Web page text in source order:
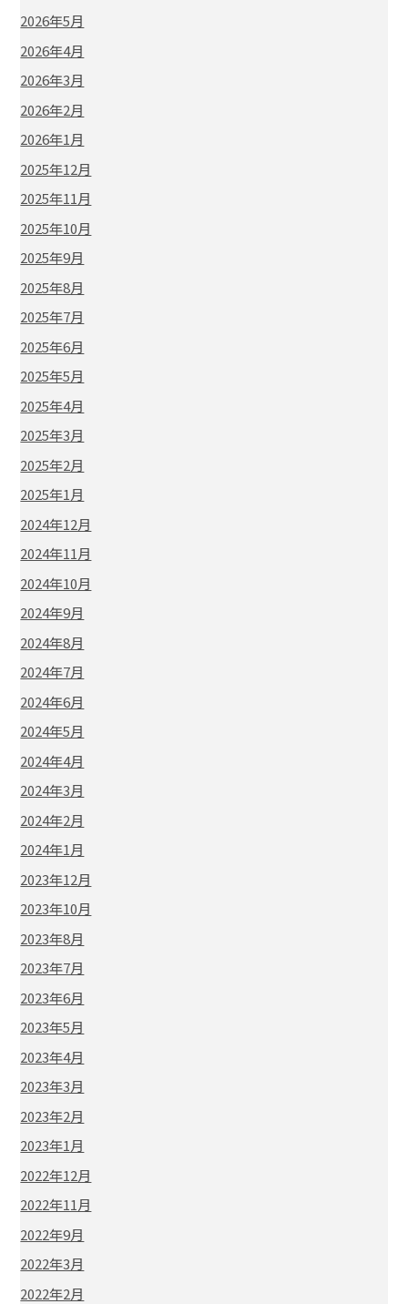
2026年5月
2026年4月
2026年3月
2026年2月
2026年1月
2025年12月
2025年11月
2025年10月
2025年9月
2025年8月
2025年7月
2025年6月
2025年5月
2025年4月
2025年3月
2025年2月
2025年1月
2024年12月
2024年11月
2024年10月
2024年9月
2024年8月
2024年7月
2024年6月
2024年5月
2024年4月
2024年3月
2024年2月
2024年1月
2023年12月
2023年10月
2023年8月
2023年7月
2023年6月
2023年5月
2023年4月
2023年3月
2023年2月
2023年1月
2022年12月
2022年11月
2022年9月
2022年3月
2022年2月